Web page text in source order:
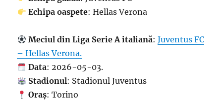
Echipa oaspete: Hellas Verona
Meciul din Liga Serie A italiană: Juventus FC
– Hellas Verona.
Data: 2026-05-03.
Stadionul: Stadionul Juventus
Oraș: Torino